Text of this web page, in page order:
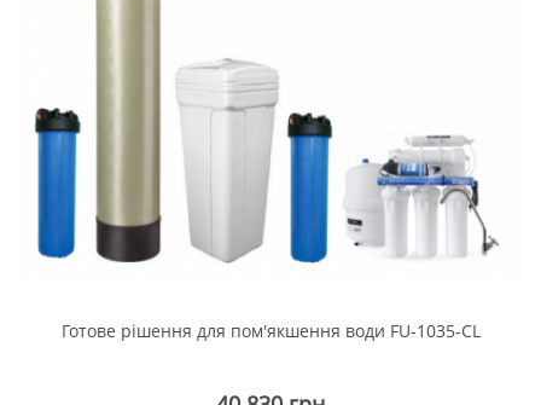
Готове рішення для пом'якшення води FU-1035-CL